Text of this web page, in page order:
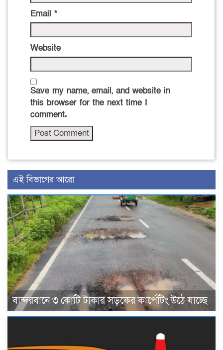
Email *
Website
Save my name, email, and website in
this browser for the next time I
comment.
এই বিভাগের আরো
বান্দরবানে ৩ কোটি টাকার সড়কের কার্পেটিং উঠে যাচ্ছে